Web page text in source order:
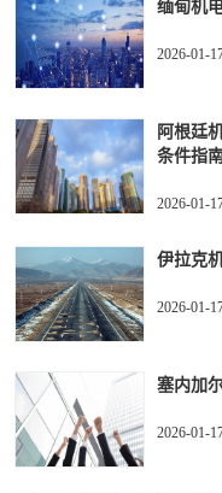
缅甸机
2026-01-
阿根廷
条件指
2026-01-
伊拉克
2026-01-
塞内加
2026-01-